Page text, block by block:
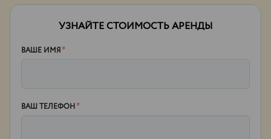
УЗНАЙТЕ СТОИМОСТЬ АРЕНДЫ
ВАШЕ ИМЯ*
ВАШ ТЕЛЕФОН*